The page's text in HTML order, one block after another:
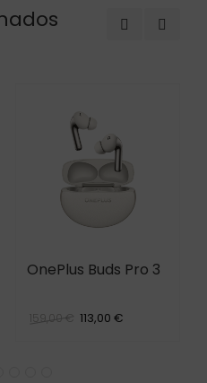
OnePlus Buds Pro 3
159,00 € 113,00 €